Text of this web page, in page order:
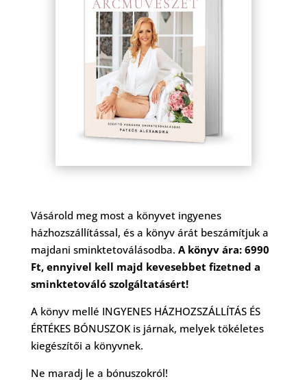
Vásárold meg most a könyvet ingyenes
házhozszállítással, és a könyv árát beszámítjuk a
majdani sminktetoválásodba. A könyv ára: 6990
Ft, ennyivel kell majd kevesebbet fizetned a
sminktetováló szolgáltatásért!
A könyv mellé INGYENES HÁZHOZSZÁLLÍTÁS ÉS
ÉRTÉKES BÓNUSZOK is járnak, melyek tökéletes
kiegészítői a könyvnek.
Ne maradj le a bónuszokról!